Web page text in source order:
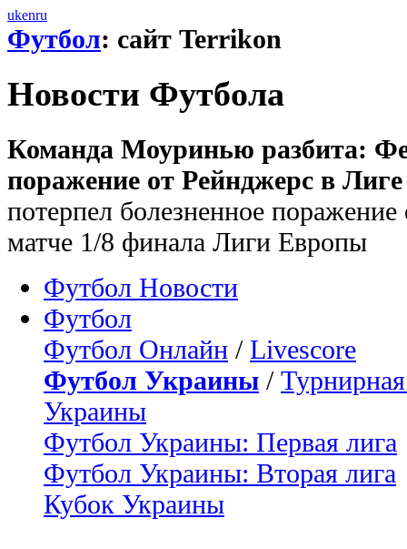
ukenru
Футбол: сайт Terrikon
Новости Футбола
Команда Моуринью разбита:
поражение от Рейнджерс в
потерпел болезненное
матче 1/8 финала Лиги Европы
Футбол Новости
Футбол
Футбол Онлайн / Livescore
Футбол Украины /
Украины
Футбол Украины: Первая лига
Футбол Украины: Вторая лига
Кубок Украины